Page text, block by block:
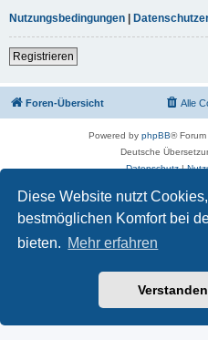
Diese Website nutzt
bestmöglichen Komfort bei
bieten. Mehr erfahren
Nutzungsbedingungen |
Registrieren
Foren-Übersicht Alle
Powered by phpBB®
Deutsche
Datenschutz|